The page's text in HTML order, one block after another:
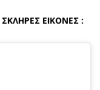
ΣΚΛΗΡΕΣ ΕΙΚΟΝΕΣ :